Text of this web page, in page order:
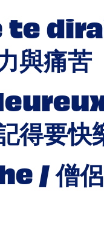
與痛苦
快樂
侶